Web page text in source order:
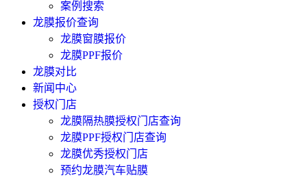
案例搜索
龙膜报价查询
龙膜窗膜报价
龙膜PPF报价
龙膜对比
新闻中心
授权门店
龙膜隔热膜授权门店查询
龙膜PPF授权门店查询
龙膜优秀授权门店
预约龙膜汽车贴膜